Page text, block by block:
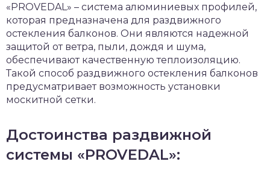
«PROVEDAL» – система алюминиевых профилей,
которая предназначена для раздвижного
остекления балконов. Они являются надежной
защитой от ветра, пыли, дождя и шума,
обеспечивают качественную теплоизоляцию.
Такой способ раздвижного остекления балконов
предусматривает возможность установки
москитной сетки.
Достоинства раздвижной
системы «PROVEDAL»: